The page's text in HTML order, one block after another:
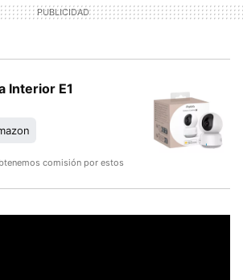
Interior E1
comisión por estos